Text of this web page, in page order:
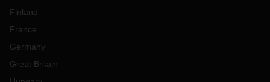
Finland
France
Germany
Great Britain